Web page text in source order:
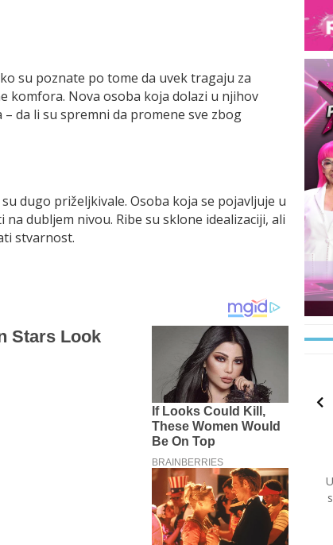
su poznate po tome da uvek tragaju za
komfora. Nova osoba koja dolazi u njihov
da li su spremni da promene sve zbog
dugo priželjkivale. Osoba koja se pojavljuje u
dubljem nivou. Ribe su sklone idealizaciji, ali
stvarnost.